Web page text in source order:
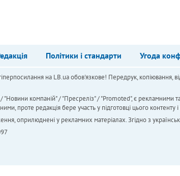
Політики і стандарти Угода
на LB.ua обов'язкове! Передрук, копіювання,
"Новини компаній" / "Пресреліз" / "Promoted", є рекламними
проте редакція бере участь у підготовці цього контенту
оприлюднені у рекламних матеріалах. Згідно з